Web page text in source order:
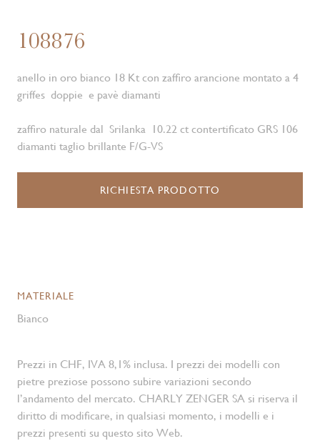
108876
anello in oro bianco 18 Kt con zaffiro arancione montato a 4
griffes doppie e pavè diamanti
zaffiro naturale dal Srilanka 10.22 ct contertificato GRS 106
diamanti taglio brillante F/G-VS
RICHIESTA PRODOTTO
MATERIALE
Bianco
Prezzi in CHF, IVA 8,1% inclusa. I prezzi dei modelli con
pietre preziose possono subire variazioni secondo
l’andamento del mercato. CHARLY ZENGER SA si riserva il
diritto di modificare, in qualsiasi momento, i modelli e i
prezzi presenti su questo sito Web.